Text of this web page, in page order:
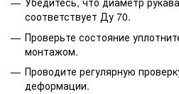
соответствует Ду 70.
Проверьте состояние
монтажом.
Проводите регулярную
деформации.